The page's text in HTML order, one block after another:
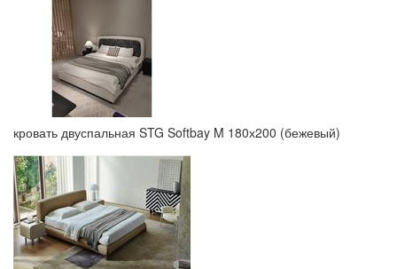
кровать двуспальная STG Softbay M 180х200 (бежевый)